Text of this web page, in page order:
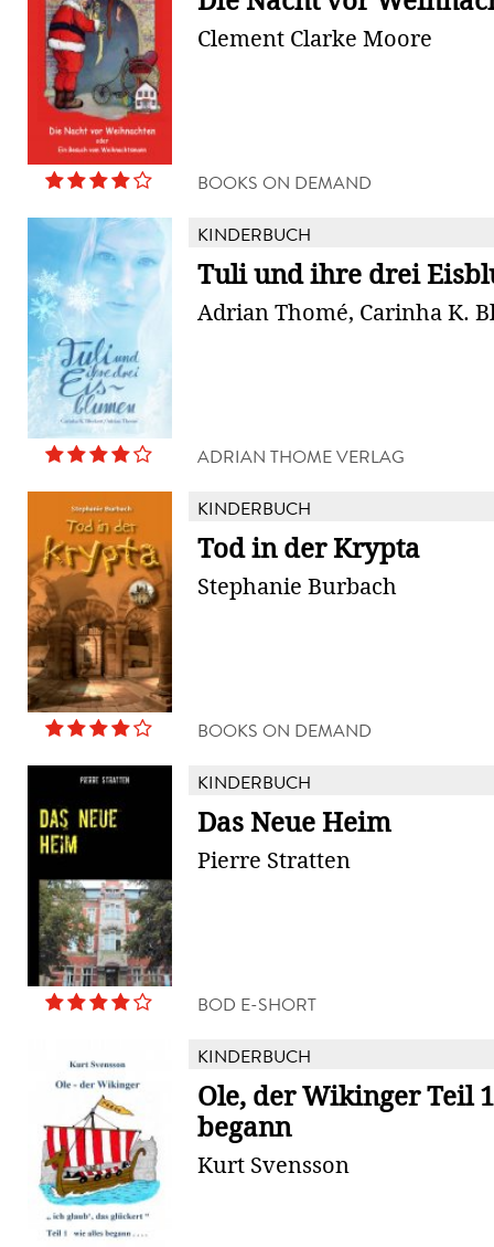
Clement Clarke Moore
BOOKS ON DEMAND
KINDERBUCH
Tuli und ihre drei
Adrian Thomé, Carinha K.
ADRIAN THOME VERLAG
KINDERBUCH
Tod in der Krypta
Stephanie Burbach
BOOKS ON DEMAND
KINDERBUCH
Das Neue Heim
Pierre Stratten
BOD E-SHORT
KINDERBUCH
Ole, der Wikinger Teil
begann
Kurt Svensson